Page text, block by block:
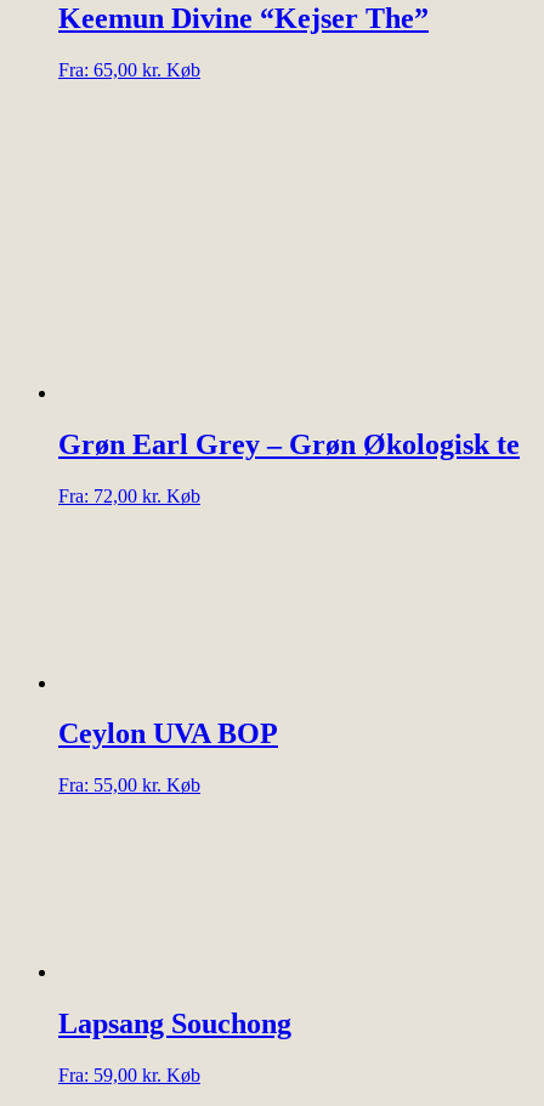
Keemun Divine “Kejser The”
Fra: 65,00 kr. KøbDette
Grøn Earl Grey – Grøn Økologisk te
Fra: 72,00 kr. KøbDette
Ceylon UVA BOP
Fra: 55,00 kr. KøbDette
Lapsang Souchong
Fra: 59,00 kr. KøbDette